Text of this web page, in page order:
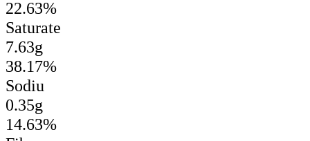
22.63%
Saturate
7.63g
38.17%
Sodiu
0.35g
14.63%